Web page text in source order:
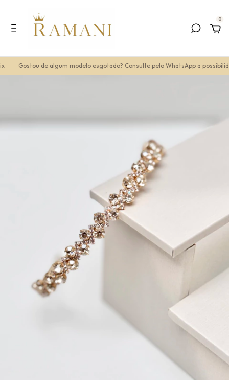
0
Gostou de algum modelo esgotado? Consulte pelo WhatsApp a